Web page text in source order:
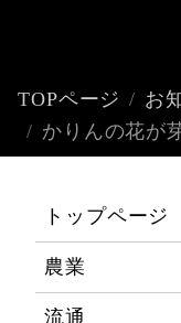
TOPページ
お
かりんの花が
トップページ
農業
流通